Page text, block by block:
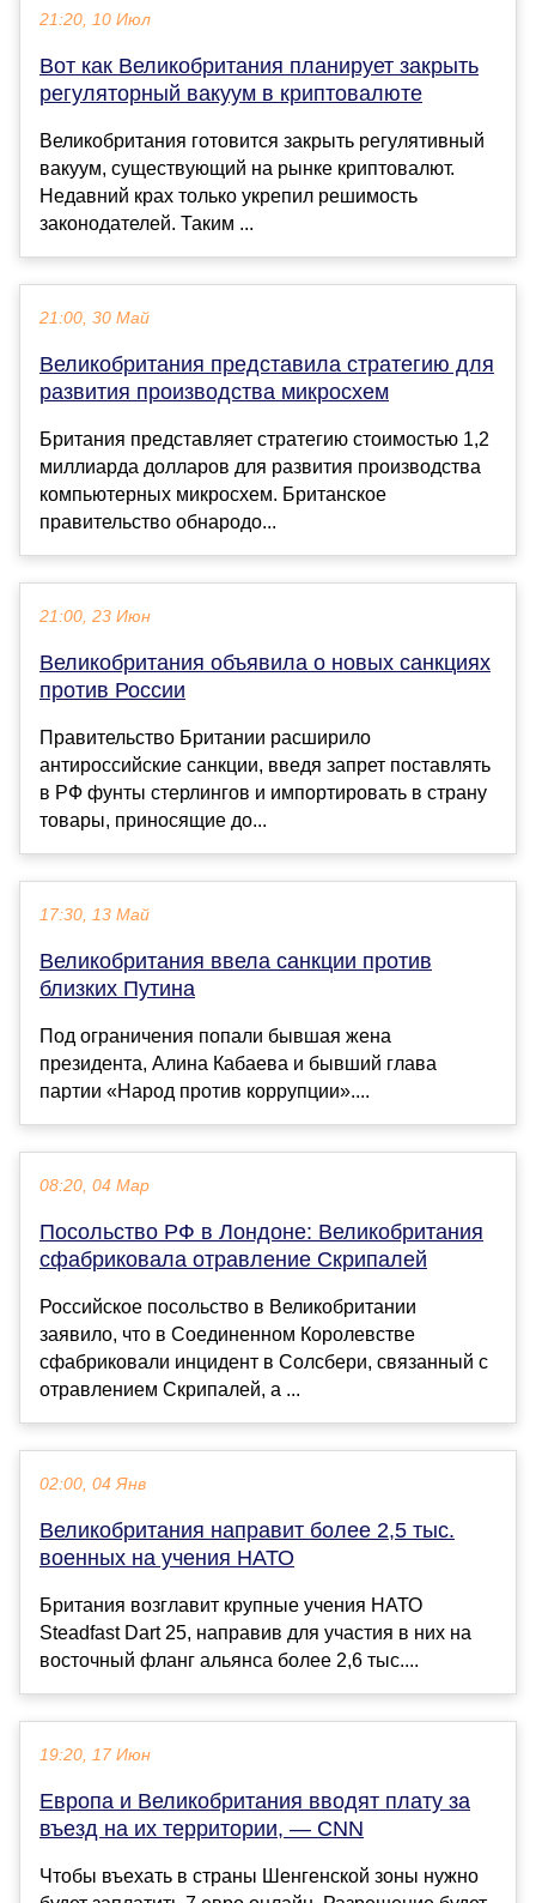
21:20, 10 Июл
Вот как Великобритания планирует закрыть
регуляторный вакуум в криптовалюте
Великобритания готовится закрыть регулятивный
вакуум, существующий на рынке криптовалют.
Недавний крах только укрепил решимость
законодателей. Таким ...
21:00, 30 Май
Великобритания представила стратегию для
развития производства микросхем
Британия представляет стратегию стоимостью 1,2
миллиарда долларов для развития производства
компьютерных микросхем. Британское
правительство обнародо...
21:00, 23 Июн
Великобритания объявила о новых санкциях
против России
Правительство Британии расширило
антироссийские санкции, введя запрет поставлять
в РФ фунты стерлингов и импортировать в страну
товары, приносящие до...
17:30, 13 Май
Великобритания ввела санкции против
близких Путина
Под ограничения попали бывшая жена
президента, Алина Кабаева и бывший глава
партии «Народ против коррупции»....
08:20, 04 Мар
Посольство РФ в Лондоне: Великобритания
сфабриковала отравление Скрипалей
Российское посольство в Великобритании
заявило, что в Соединенном Королевстве
сфабриковали инцидент в Солсбери, связанный с
отравлением Скрипалей, а ...
02:00, 04 Янв
Великобритания направит более 2,5 тыс.
военных на учения НАТО
Британия возглавит крупные учения НАТО
Steadfast Dart 25, направив для участия в них на
восточный фланг альянса более 2,6 тыс....
19:20, 17 Июн
Европа и Великобритания вводят плату за
въезд на их территории, — CNN
Чтобы въехать в страны Шенгенской зоны нужно